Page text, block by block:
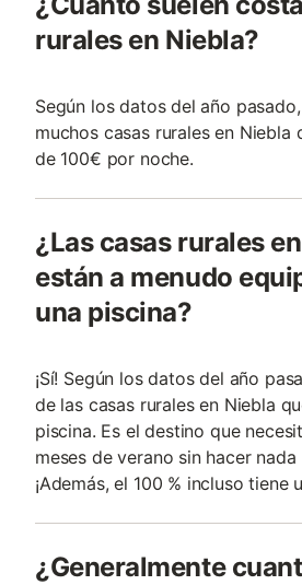
rurales en Niebla?
Según los datos del año
muchos casas rurales en Niebla
de 100€ por noche.
¿Las casas rurales
están a menudo
una piscina?
¡Sí! Según los datos del año
de las casas rurales en Niebla
piscina. Es el destino que
meses de verano sin hacer
¡Además, el 100 % incluso tiene
¿Generalmente